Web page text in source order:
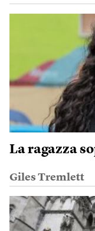
La ragazza
Giles Tremlett